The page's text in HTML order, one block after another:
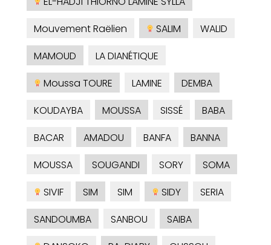
Mouvement Raëlien
SALIM
WALID
MAMOUD
LA DIANÉTIQUE
Moussa TOURE
LAMINE
DEMBA
KOUDAYBA
MOUSSA SISSÉ
BABA
BACAR
AMADOU BANFA
BANNA
MOUSSA
SOUGANDI SORY
SOMA
SIVIF
SIM SIM SIDY
SERIA
SANDOUMBA
SANBOU
SAIBA